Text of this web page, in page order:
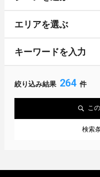
エリアを選ぶ
キーワードを入力
絞り込み結果 264 件
こ
検索